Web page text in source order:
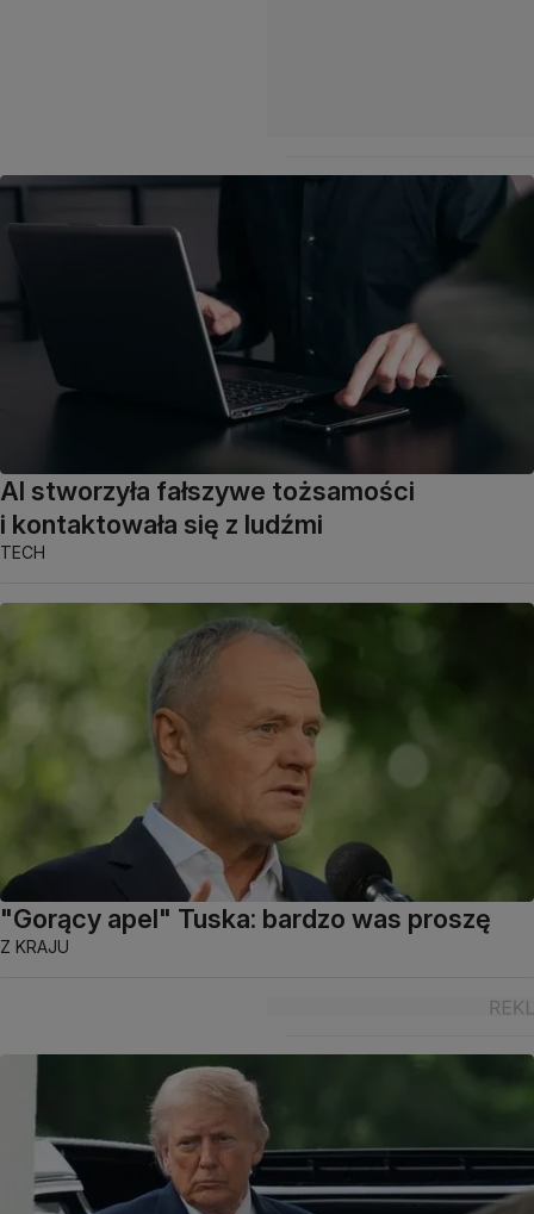
AI stworzyła fałszywe tożsamości
i kontaktowała się z ludźmi
TECH
"Gorący apel" Tuska: bardzo was proszę
Z KRAJU